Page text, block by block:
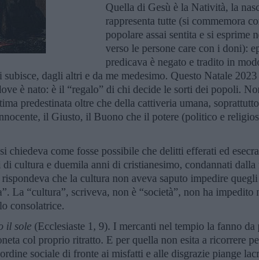
Quella di Gesù è la Natività, la
rappresenta tutte (si commemora
popolare assai sentita e si esprime
verso le persone care con i doni):
predicava è negato e tradito in
dagli altri e da me medesimo. Questo Natale
è nato: è il “regalo” di chi decide le sorti dei popoli.
predestinata oltre che della cattiveria umana,
il Giusto, il Buono che il potere (politico e
chiedeva come fosse possibile che delitti efferati ed
cultura e duemila anni di cristianesimo, condannati
che la cultura non aveva saputo impedire
La “cultura”, scriveva, non è “società”, non ha impedito
consolatrice.
il sole (Ecclesiaste 1, 9). I mercanti nel tempio la fanno
col proprio ritratto. E per quella non esita a ricorrere
sociale di fronte ai misfatti e alle disgrazie piange